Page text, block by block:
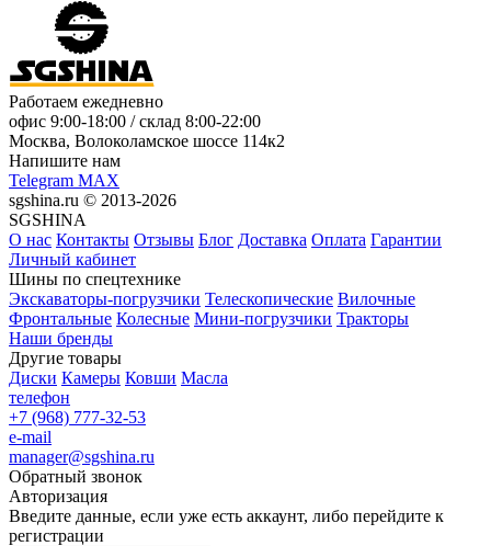
Работаем ежедневно
офис 9:00-18:00 / склад 8:00-22:00
Москва, Волоколамское шоссе 114к2
Напишите нам
Telegram MAX
sgshina.ru © 2013-2026
SGSHINA
О нас Контакты Отзывы Блог Доставка Оплата Гарантии
Личный кабинет
Шины по спецтехнике
Экскаваторы-погрузчики Телескопические Вилочные
Фронтальные Колесные Мини-погрузчики Тракторы
Наши бренды
Другие товары
Диски Камеры Ковши Масла
телефон
+7 (968) 777-32-53
e-mail
manager@sgshina.ru
Обратный звонок
Авторизация
Введите данные, если уже есть аккаунт, либо перейдите к
регистрации